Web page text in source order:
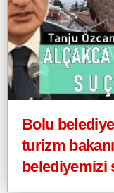
Bolu
turizm
belediyemizi